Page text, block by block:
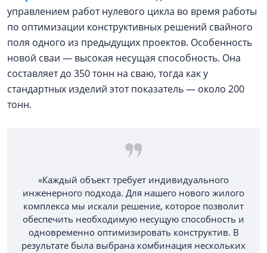
управлением работ нулевого цикла во время работы
по оптимизации конструктивных решений свайного
поля одного из предыдущих проектов. Особенность
новой сваи — высокая несущая способность. Она
составляет до 350 тонн на сваю, тогда как у
стандартных изделий этот показатель — около 200
тонн.
«Каждый объект требует индивидуального
инженерного подхода. Для нашего нового жилого
комплекса мы искали решение, которое позволит
обеспечить необходимую несущую способность и
одновременно оптимизировать конструктив. В
результате была выбрана комбинация нескольких